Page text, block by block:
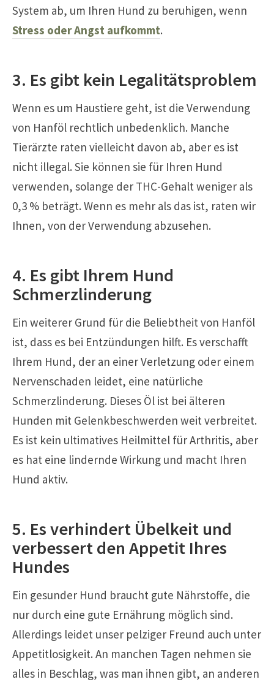
System ab, um Ihren Hund zu beruhigen, wenn
Stress oder Angst aufkommt.
3. Es gibt kein Legalitätsproblem
Wenn es um Haustiere geht, ist die Verwendung
von Hanföl rechtlich unbedenklich. Manche
Tierärzte raten vielleicht davon ab, aber es ist
nicht illegal. Sie können sie für Ihren Hund
verwenden, solange der THC-Gehalt weniger als
0,3 % beträgt. Wenn es mehr als das ist, raten wir
Ihnen, von der Verwendung abzusehen.
4. Es gibt Ihrem Hund
Schmerzlinderung
Ein weiterer Grund für die Beliebtheit von Hanföl
ist, dass es bei Entzündungen hilft. Es verschafft
Ihrem Hund, der an einer Verletzung oder einem
Nervenschaden leidet, eine natürliche
Schmerzlinderung. Dieses Öl ist bei älteren
Hunden mit Gelenkbeschwerden weit verbreitet.
Es ist kein ultimatives Heilmittel für Arthritis, aber
es hat eine lindernde Wirkung und macht Ihren
Hund aktiv.
5. Es verhindert Übelkeit und
verbessert den Appetit Ihres
Hundes
Ein gesunder Hund braucht gute Nährstoffe, die
nur durch eine gute Ernährung möglich sind.
Allerdings leidet unser pelziger Freund auch unter
Appetitlosigkeit. An manchen Tagen nehmen sie
alles in Beschlag, was man ihnen gibt, an anderen